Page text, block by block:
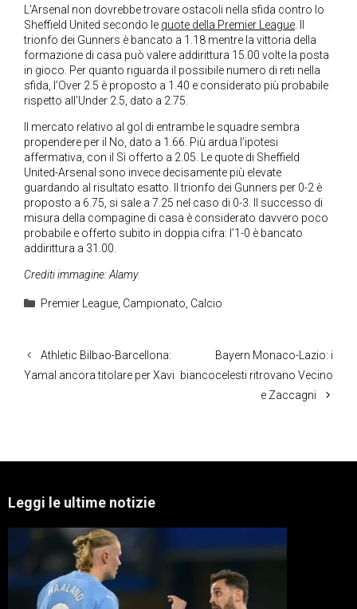
L’Arsenal non dovrebbe trovare ostacoli nella sfida contro lo
Sheffield United secondo le quote della Premier League. Il
trionfo dei Gunners è bancato a 1.18 mentre la vittoria della
formazione di casa può valere addirittura 15.00 volte la posta
in gioco. Per quanto riguarda il possibile numero di reti nella
sfida, l’Over 2.5 è proposto a 1.40 e considerato più probabile
rispetto all’Under 2.5, dato a 2.75.
Il mercato relativo al gol di entrambe le squadre sembra
propendere per il No, dato a 1.66. Più ardua l’ipotesi
affermativa, con il Sì offerto a 2.05. Le quote di Sheffield
United-Arsenal sono invece decisamente più elevate
guardando al risultato esatto. Il trionfo dei Gunners per 0-2 è
proposto a 6.75, si sale a 7.25 nel caso di 0-3. Il successo di
misura della compagine di casa è considerato davvero poco
probabile e offerto subito in doppia cifra: l’1-0 è bancato
addirittura a 31.00.
Crediti immagine: Alamy
Categorie
Premier League, Campionato, Calcio
Athletic Bilbao-Barcellona:
Yamal ancora titolare per Xavi
Bayern Monaco-Lazio: i
biancocelesti ritrovano Vecino
e Zaccagni
Leggi le ultime notizie